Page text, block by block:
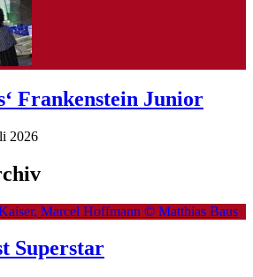
Frankenstein Junior
2026
Superstar